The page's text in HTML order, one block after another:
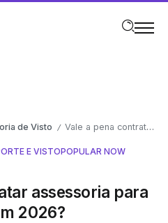
de Visto / Vale a pena contratar assessoria para visto americano em 2026?
E VISTOPOPULAR NOW
assessoria para
2026?